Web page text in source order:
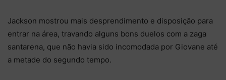
Jackson mostrou mais desprendimento e disposição para
entrar na área, travando alguns bons duelos com a zaga
santarena, que não havia sido incomodada por Giovane até
a metade do segundo tempo.